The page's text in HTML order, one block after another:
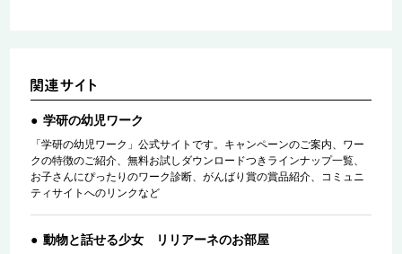
学研の幼児ワーク
「学研の幼児ワーク」公式サイトです。キャンペーンのご案内、ワー
クの特徴のご紹介、無料お試しダウンロードつきラインナップ一覧、
お子さんにぴったりのワーク診断、がんばり賞の賞品紹介、コミュニ
ティサイトへのリンクなど
動物と話せる少女 リリアーネのお部屋